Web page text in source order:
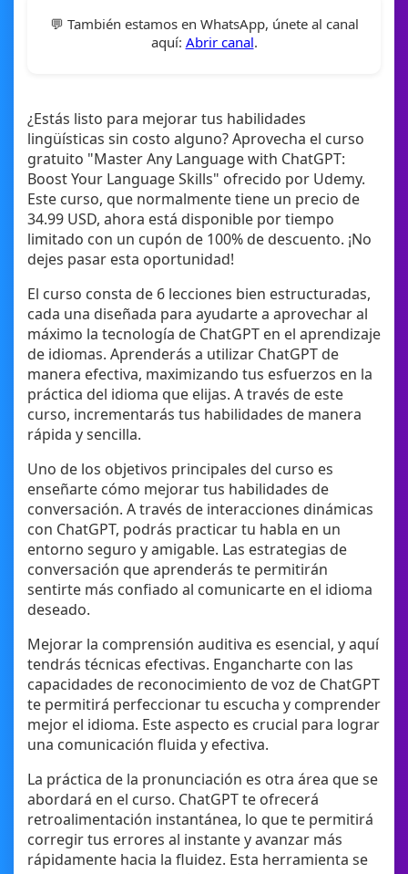
💬 También estamos en WhatsApp, únete al canal
aquí: Abrir canal.
¿Estás listo para mejorar tus habilidades
lingüísticas sin costo alguno? Aprovecha el curso
gratuito "Master Any Language with ChatGPT:
Boost Your Language Skills" ofrecido por Udemy.
Este curso, que normalmente tiene un precio de
34.99 USD, ahora está disponible por tiempo
limitado con un cupón de 100% de descuento. ¡No
dejes pasar esta oportunidad!
El curso consta de 6 lecciones bien estructuradas,
cada una diseñada para ayudarte a aprovechar al
máximo la tecnología de ChatGPT en el aprendizaje
de idiomas. Aprenderás a utilizar ChatGPT de
manera efectiva, maximizando tus esfuerzos en la
práctica del idioma que elijas. A través de este
curso, incrementarás tus habilidades de manera
rápida y sencilla.
Uno de los objetivos principales del curso es
enseñarte cómo mejorar tus habilidades de
conversación. A través de interacciones dinámicas
con ChatGPT, podrás practicar tu habla en un
entorno seguro y amigable. Las estrategias de
conversación que aprenderás te permitirán
sentirte más confiado al comunicarte en el idioma
deseado.
Mejorar la comprensión auditiva es esencial, y aquí
tendrás técnicas efectivas. Engancharte con las
capacidades de reconocimiento de voz de ChatGPT
te permitirá perfeccionar tu escucha y comprender
mejor el idioma. Este aspecto es crucial para lograr
una comunicación fluida y efectiva.
La práctica de la pronunciación es otra área que se
abordará en el curso. ChatGPT te ofrecerá
retroalimentación instantánea, lo que te permitirá
corregir tus errores al instante y avanzar más
rápidamente hacia la fluidez. Esta herramienta se